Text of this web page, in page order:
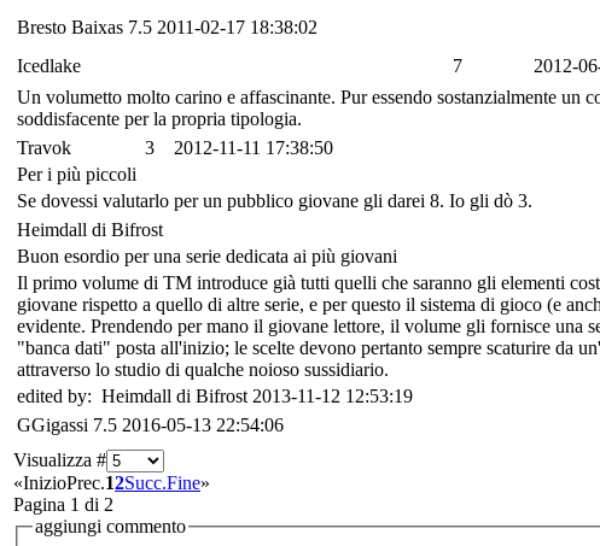
Bresto Baixas 7.5 2011-02-17 18:38:02
Icedlake
7
2012-
Un volumetto molto carino e affascinante. Pur essendo sostanzialmente
soddisfacente per la propria tipologia.
Travok
3
2012-11-11 17:38:50
Per i più piccoli
Se dovessi valutarlo per un pubblico giovane gli darei 8. Io gli dò 3.
Heimdall di Bifrost
Buon esordio per una serie dedicata ai più giovani
Il primo volume di TM introduce già tutti quelli che saranno gli elementi
giovane rispetto a quello di altre serie, e per questo il sistema di gioco (e
evidente. Prendendo per mano il giovane lettore, il volume gli fornisce una
"banca dati" posta all'inizio; le scelte devono pertanto sempre scaturire da
attraverso lo studio di qualche noioso sussidiario.
edited by: Heimdall di Bifrost 2013-11-12 12:53:19
GGigassi 7.5 2016-05-13 22:54:06
Visualizza #
«InizioPrec.12Succ.Fine»
Pagina 1 di 2
aggiungi commento